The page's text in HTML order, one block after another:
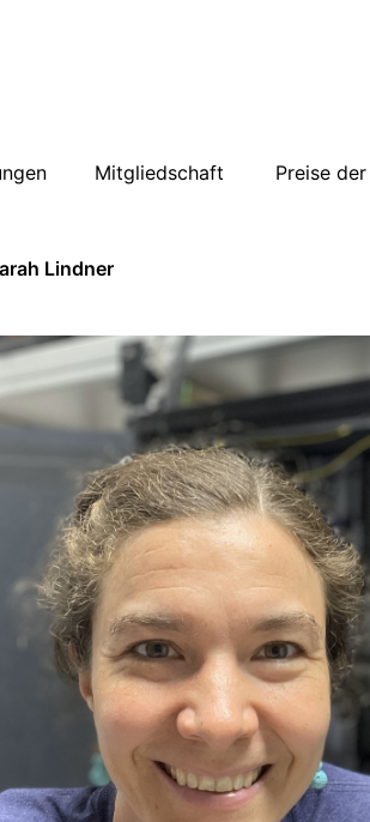
Mitgliedschaft Preise der
Lindner